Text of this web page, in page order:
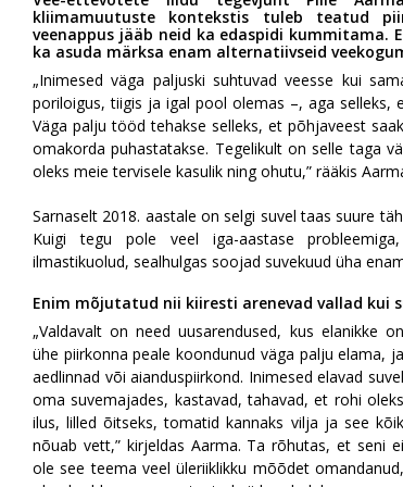
kliimamuutuste kontekstis tuleb teatud
veenappus jääb neid ka edaspidi kummitama.
ka asuda märksa enam alternatiivseid
„Inimesed väga paljuski suhtuvad veesse kui
poriloigus, tiigis ja igal pool olemas –, aga selleks,
Väga palju tööd tehakse selleks, et põhjaveest
omakorda puhastatakse. Tegelikult on selle taga
oleks meie tervisele kasulik ning ohutu,” rääkis
Sarnaselt 2018. aastale on selgi suvel taas suure
Kuigi tegu pole veel iga-aastase
ilmastikuolud, sealhulgas soojad suvekuud üha
Enim mõjutatud nii kiiresti arenevad vallad kui
„Valdavalt on need uusarendused, kus elanikke on
ühe piirkonna peale koondunud väga palju elama, ja
aedlinnad või aianduspiirkond. Inimesed elavad suvel
oma suvemajades, kastavad, tahavad, et rohi oleks
ilus, lilled õitseks, tomatid kannaks vilja ja see kõik
nõuab vett,” kirjeldas Aarma. Ta rõhutas, et seni ei
ole see teema veel üleriiklikku mõõdet omandanud,